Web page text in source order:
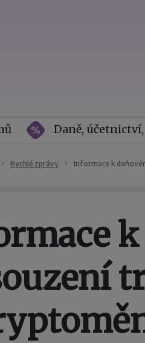
Daně,
Rychlé zprávy Informace k